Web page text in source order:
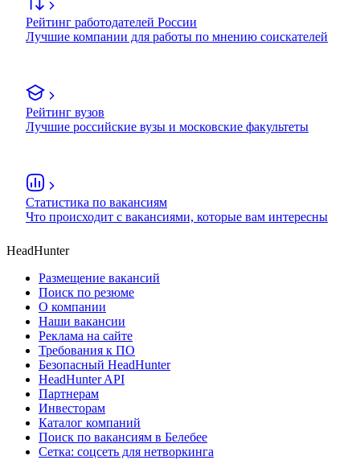
Рейтинг работодателей России
Лучшие компании для работы по мнению соискателей
Рейтинг вузов
Лучшие российские вузы и московские факультеты
Статистика по вакансиям
Что происходит с вакансиями, которые вам интересны
HeadHunter
Размещение вакансий
Поиск по резюме
О компании
Наши вакансии
Реклама на сайте
Требования к ПО
Безопасный HeadHunter
HeadHunter API
Партнерам
Инвесторам
Каталог компаний
Поиск по вакансиям в Белебее
Сетка: соцсеть для нетворкинга